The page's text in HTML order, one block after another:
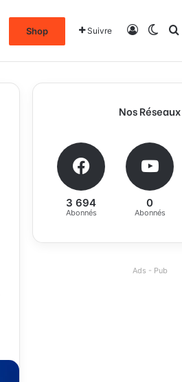
Shop Suivre
Nos Réseaux
3 694
Abonnés
0
Abonnés
Ads - Pub